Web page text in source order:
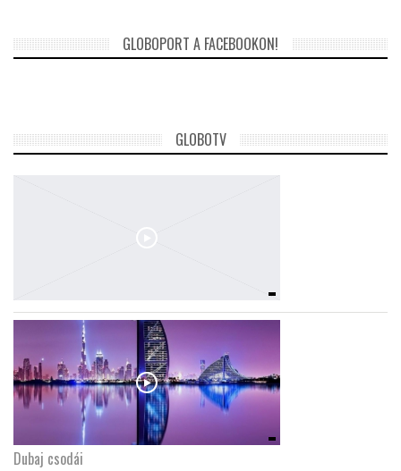
GLOBOPORT A FACEBOOKON!
GLOBOTV
Dubaj csodái